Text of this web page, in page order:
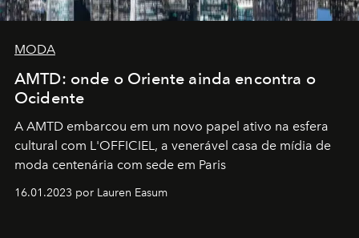
MODA
AMTD: onde o Oriente ainda encontra o
Ocidente
A AMTD embarcou em um novo papel ativo na esfera
cultural com L'OFFICIEL, a venerável casa de mídia de
moda centenária com sede em Paris
16.01.2023 por Lauren Easum